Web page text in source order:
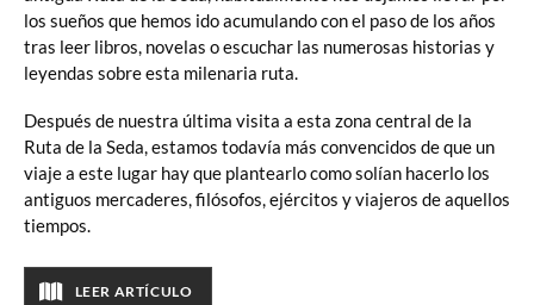
los sueños que hemos ido acumulando con el paso de los años
tras leer libros, novelas o escuchar las numerosas historias y
leyendas sobre esta milenaria ruta.
Después de nuestra última visita a esta zona central de la
Ruta de la Seda, estamos todavía más convencidos de que un
viaje a este lugar hay que plantearlo como solían hacerlo los
antiguos mercaderes, filósofos, ejércitos y viajeros de aquellos
tiempos.
LEER ARTÍCULO